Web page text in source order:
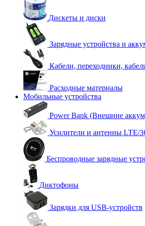
Дискеты и диски
Зарядные устройства и
Кабели, переходники,
Расходные материалы
Мобильные устройства
Power Bank (Внешние
Усилители и антенны LTE/
Беспроводные зарядные
Диктофоны
Зарядки для USB-устройств